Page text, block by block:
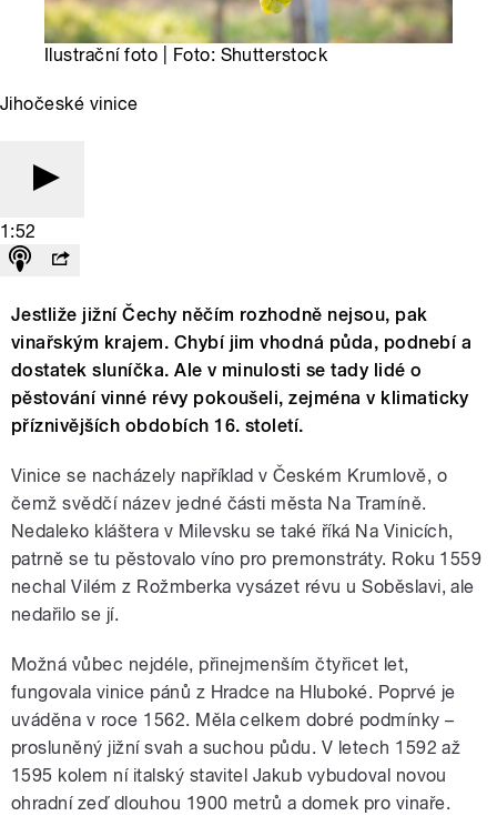
Ilustrační foto | Foto: Shutterstock
Jihočeské vinice
1:52
Jestliže jižní Čechy něčím rozhodně nejsou, pak
vinařským krajem. Chybí jim vhodná půda, podnebí a
dostatek sluníčka. Ale v minulosti se tady lidé o
pěstování vinné révy pokoušeli, zejména v klimaticky
příznivějších obdobích 16. století.
Vinice se nacházely například v Českém Krumlově, o
čemž svědčí název jedné části města Na Tramíně.
Nedaleko kláštera v Milevsku se také říká Na Vinicích,
patrně se tu pěstovalo víno pro premonstráty. Roku 1559
nechal Vilém z Rožmberka vysázet révu u Soběslavi, ale
nedařilo se jí.
Možná vůbec nejdéle, přinejmenším čtyřicet let,
fungovala vinice pánů z Hradce na Hluboké. Poprvé je
uváděna v roce 1562. Měla celkem dobré podmínky –
prosluněný jižní svah a suchou půdu. V letech 1592 až
1595 kolem ní italský stavitel Jakub vybudoval novou
ohradní zeď dlouhou 1900 metrů a domek pro vinaře.